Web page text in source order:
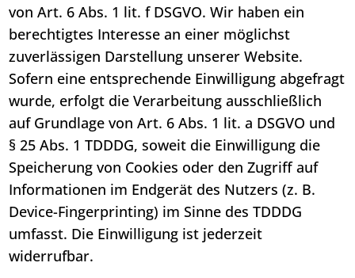
von Art. 6 Abs. 1 lit. f DSGVO. Wir haben ein
berechtigtes Interesse an einer möglichst
zuverlässigen Darstellung unserer Website.
Sofern eine entsprechende Einwilligung abgefragt
wurde, erfolgt die Verarbeitung ausschließlich
auf Grundlage von Art. 6 Abs. 1 lit. a DSGVO und
§ 25 Abs. 1 TDDDG, soweit die Einwilligung die
Speicherung von Cookies oder den Zugriff auf
Informationen im Endgerät des Nutzers (z. B.
Device-Fingerprinting) im Sinne des TDDDG
umfasst. Die Einwilligung ist jederzeit
widerrufbar.